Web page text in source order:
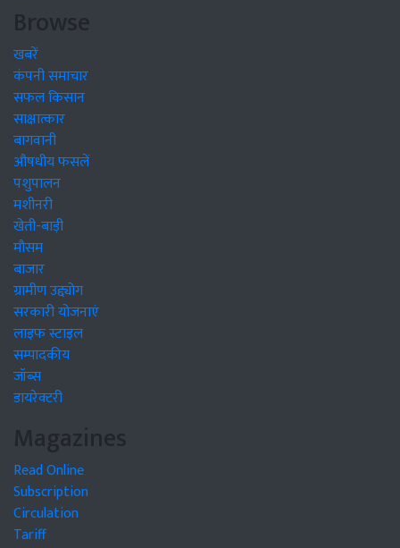
Browse
खबरें
कंपनी समाचार
सफल किसान
साक्षात्कार
बागवानी
औषधीय फसलें
पशुपालन
मशीनरी
खेती-बाड़ी
मौसम
बाजार
ग्रामीण उद्द्योग
सरकारी योजनाएं
लाइफ स्टाइल
सम्पादकीय
जॉब्स
डायरेक्टरी
Magazines
Read Online
Subscription
Circulation
Tariff